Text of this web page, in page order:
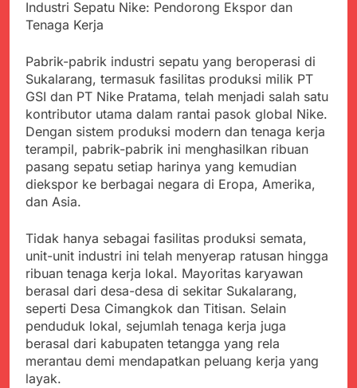
Angkat Bicara Terkait
oleh Puskesmas
oleh Puskesmas di
Kab. Sukabumi yang
akan Kadaluarsa.
Juli 20, 2024
Tunjukan
Perhatiannya, Satgas
Yonif 310/KK Berikan
Bantuan Duka Cita
Juli 20, 2024
Polda Jabar Beberkan
Perkembangan
Terbaru Kasus Dago
Juli 20, 2024
Tuntas Dugaan
penyelewengan
Pengadaan Buku Simi
Juli 19, 2024
Diduga Kuat
Inspektorat Kab,
Sukabumi
menyalahgunakan
Anggaran Thn 2023.
Juli 19, 2024
Sambut Tahun Ajaran
Baru, Satgas Yonif
310/KK Ajak Pelajar
Bersihkan Lingkungan
Sekolah
Juli 19, 2024
Selisih APBD Tahun
Industri Sepatu Nike: Pendorong Ekspor dan
Tenaga Kerja
Pabrik-pabrik industri sepatu yang beroperasi di
Sukalarang, termasuk fasilitas produksi milik PT
GSI dan PT Nike Pratama, telah menjadi salah satu
kontributor utama dalam rantai pasok global Nike.
Dengan sistem produksi modern dan tenaga kerja
terampil, pabrik-pabrik ini menghasilkan ribuan
pasang sepatu setiap harinya yang kemudian
diekspor ke berbagai negara di Eropa, Amerika,
dan Asia.
Tidak hanya sebagai fasilitas produksi semata,
unit-unit industri ini telah menyerap ratusan hingga
ribuan tenaga kerja lokal. Mayoritas karyawan
berasal dari desa-desa di sekitar Sukalarang,
seperti Desa Cimangkok dan Titisan. Selain
penduduk lokal, sejumlah tenaga kerja juga
berasal dari kabupaten tetangga yang rela
merantau demi mendapatkan peluang kerja yang
layak.